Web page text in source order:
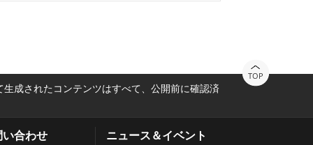
TOP
成されたコンテンツはすべて、公開前に確認済
い合わせ ニュース＆イベント